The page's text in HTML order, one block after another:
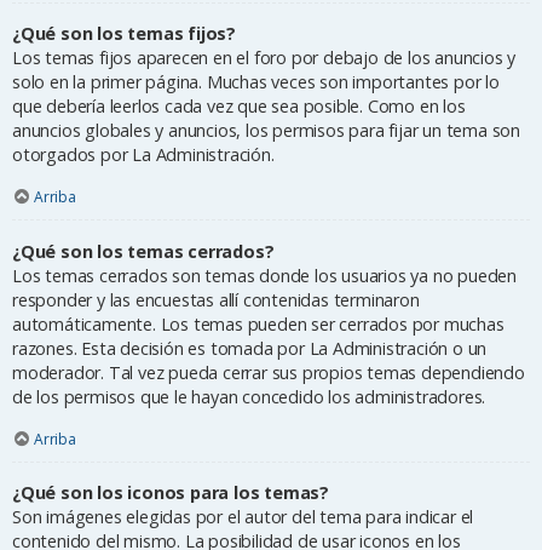
¿Qué son los temas fijos?
Los temas fijos aparecen en el foro por debajo de los anuncios y
solo en la primer página. Muchas veces son importantes por lo
que debería leerlos cada vez que sea posible. Como en los
anuncios globales y anuncios, los permisos para fijar un tema son
otorgados por La Administración.
Arriba
¿Qué son los temas cerrados?
Los temas cerrados son temas donde los usuarios ya no pueden
responder y las encuestas allí contenidas terminaron
automáticamente. Los temas pueden ser cerrados por muchas
razones. Esta decisión es tomada por La Administración o un
moderador. Tal vez pueda cerrar sus propios temas dependiendo
de los permisos que le hayan concedido los administradores.
Arriba
¿Qué son los iconos para los temas?
Son imágenes elegidas por el autor del tema para indicar el
contenido del mismo. La posibilidad de usar iconos en los